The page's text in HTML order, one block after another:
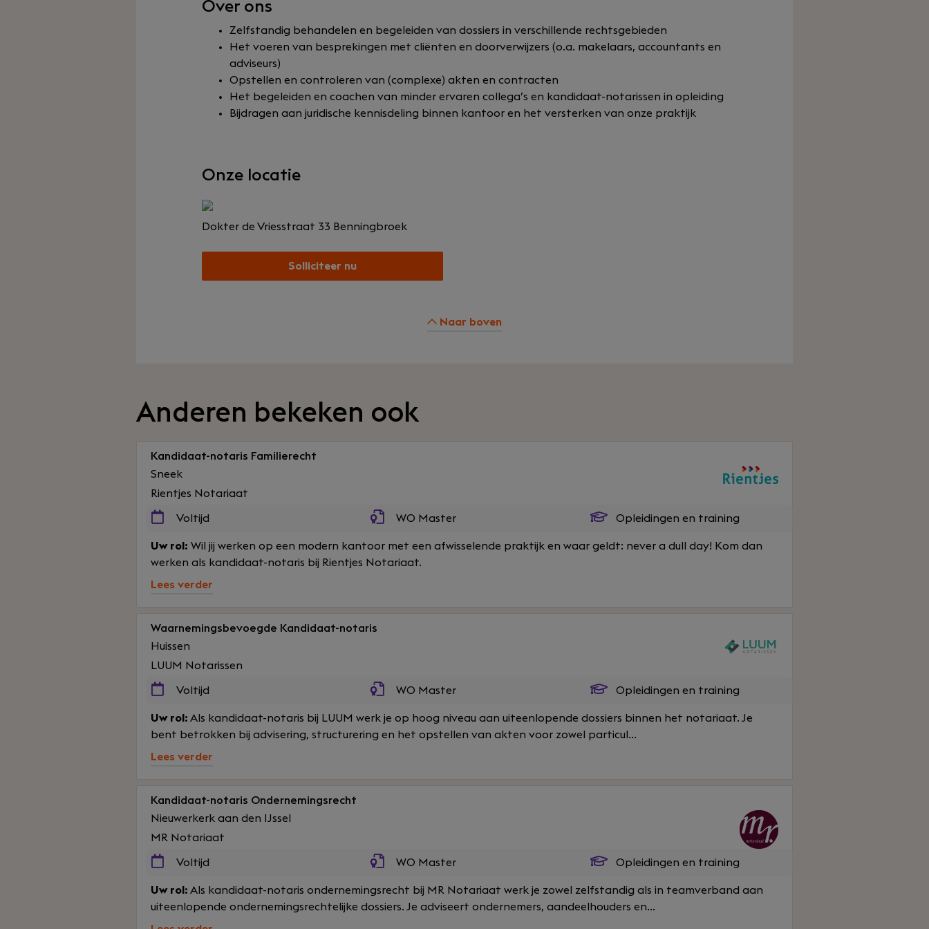
Over ons
Zelfstandig behandelen en begeleiden van dossiers in verschillende rechtsgebieden
Het voeren van besprekingen met cliënten en doorverwijzers (o.a. makelaars, accountants en
adviseurs)
Opstellen en controleren van (complexe) akten en contracten
Het begeleiden en coachen van minder ervaren collega’s en kandidaat-notarissen in opleiding
Bijdragen aan juridische kennisdeling binnen kantoor en het versterken van onze praktijk
Onze locatie
Dokter de Vriesstraat 33 Benningbroek
Solliciteer nu
Naar boven
Anderen bekeken ook
Kandidaat-notaris Familierecht
Sneek
Rientjes Notariaat
Voltijd WO Master Opleidingen en training
Uw rol: Wil jij werken op een modern kantoor met een afwisselende praktijk en waar geldt: never a dull day! Kom dan
werken als kandidaat-notaris bij Rientjes Notariaat.
Lees verder
Waarnemingsbevoegde Kandidaat-notaris
Huissen
LUUM Notarissen
Voltijd WO Master Opleidingen en training
Uw rol: Als kandidaat-notaris bij LUUM werk je op hoog niveau aan uiteenlopende dossiers binnen het notariaat. Je
bent betrokken bij advisering, structurering en het opstellen van akten voor zowel particul...
Lees verder
Kandidaat-notaris Ondernemingsrecht
Nieuwerkerk aan den IJssel
MR Notariaat
Voltijd WO Master Opleidingen en training
Uw rol: Als kandidaat-notaris ondernemingsrecht bij MR Notariaat werk je zowel zelfstandig als in teamverband aan
uiteenlopende ondernemingsrechtelijke dossiers. Je adviseert ondernemers, aandeelhouders en...